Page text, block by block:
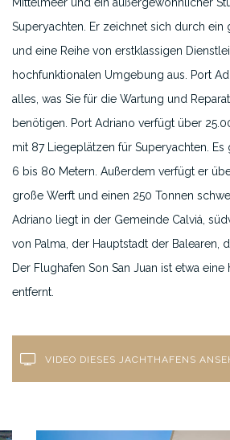
Superyachten. Er zeichnet sich durch ein
und eine Reihe von erstklassigen
hochfunktionalen Umgebung aus. Port
alles, was Sie für die Wartung und
benötigen. Port Adriano verfügt über
mit 87 Liegeplätzen für Superyachten.
6 bis 80 Metern. Außerdem verfügt er
große Werft und einen 250 Tonnen
Adriano liegt in der Gemeinde Calviá,
von Palma, der Hauptstadt der Balearen,
Der Flughafen Son San Juan ist etwa eine
entfernt.
VIDEO DIESES JACHTHAFENS